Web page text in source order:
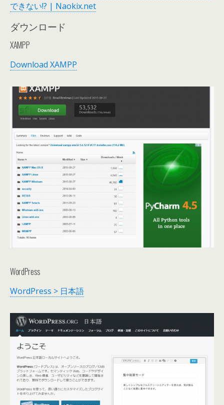
できない!? | Naokix.net
ダウンロード
XAMPP
Download XAMPP
WordPress
WordPress > 日本語